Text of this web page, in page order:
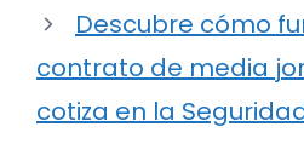
Descubre cómo
contrato de media
cotiza en la